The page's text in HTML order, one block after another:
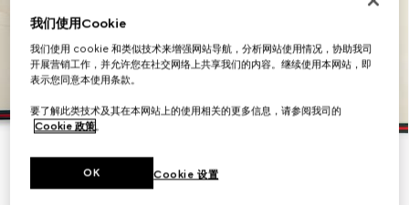
我们使用Cookie
我们使用 cookie 和类似技术来增强网站导航，分析网站使用情况，协助我司
开展营销工作，并允许您在社交网络上共享我们的内容。继续使用本网站，即
表示您同意本使用条款。
要了解此类技术及其在本网站上的使用相关的更多信息，请参阅我司的
Cookie 政策。
Cookie 设置
OK